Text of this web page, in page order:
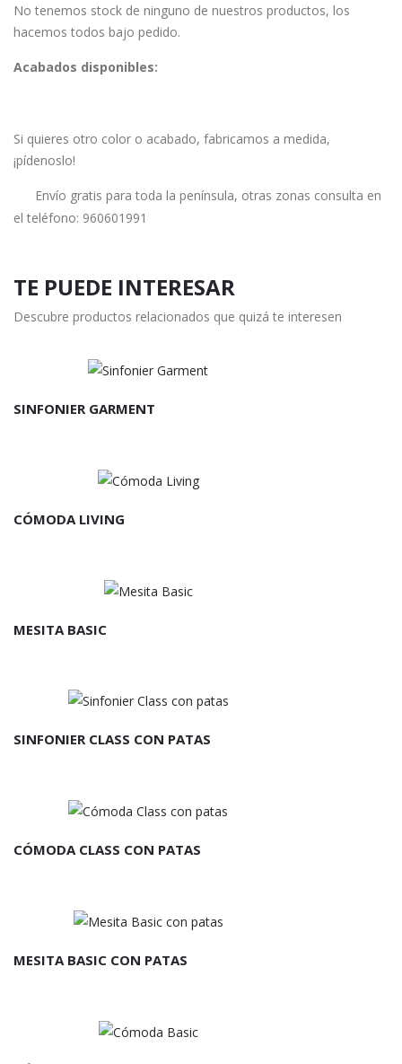
No tenemos stock de ninguno de nuestros productos, los
hacemos todos bajo pedido.
Acabados disponibles:
Si quieres otro color o acabado, fabricamos a medida,
¡pídenoslo!
Envío gratis para toda la península, otras zonas consulta en
el teléfono: 960601991
TE PUEDE INTERESAR
Descubre productos relacionados que quizá te interesen
SINFONIER GARMENT
CÓMODA LIVING
MESITA BASIC
SINFONIER CLASS CON PATAS
CÓMODA CLASS CON PATAS
MESITA BASIC CON PATAS